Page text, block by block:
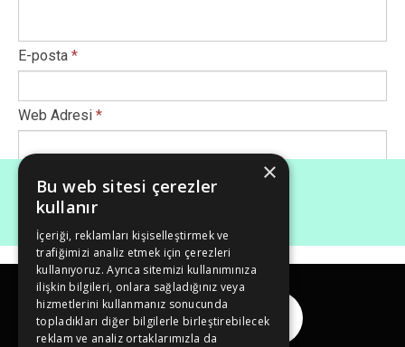
E-posta *
Web Adresi *
Afiş Ekle
Maksimum dosya boyutu (Mb): 50
Reklam Ver
×
Bu web sitesi çerezler
kullanır
İçeriği, reklamları kişiselleştirmek ve
trafiğimizi analiz etmek için çerezleri
kullanıyoruz. Ayrıca sitemizi kullanımınıza
ilişkin bilgileri, onlara sağladığınız veya
hizmetlerini kullanmanız sonucunda
topladıkları diğer bilgilerle birleştirebilecek
reklam ve analiz ortaklarımızla da